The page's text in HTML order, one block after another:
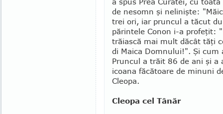
de nesomn şi nelinişte:
trei ori, iar pruncul a tăcut
părintele Conon i-a profeţit:
trăiască mai mult dăcât tăţi
di Mai­ca Domnului!". Şi cum
Pruncul a trăit 86 de ani şi a
icoana făcătoare de minuni
Cleopa.
Cleopa cel Tânăr